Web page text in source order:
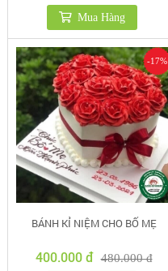
Mua Hàng
BÁNH KỈ NIỆM CHO BỐ MẸ
400.000 đ 480.000 đ
-17%